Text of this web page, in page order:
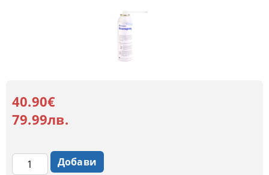
40.90€
79.99лв.